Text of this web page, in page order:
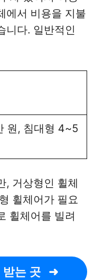
에서 비용을 지불
니다. 일반적인
원, 침대형 4~5
, 거상형인 휠체
휠체어가 필요
휠체어를 빌려
는 곳